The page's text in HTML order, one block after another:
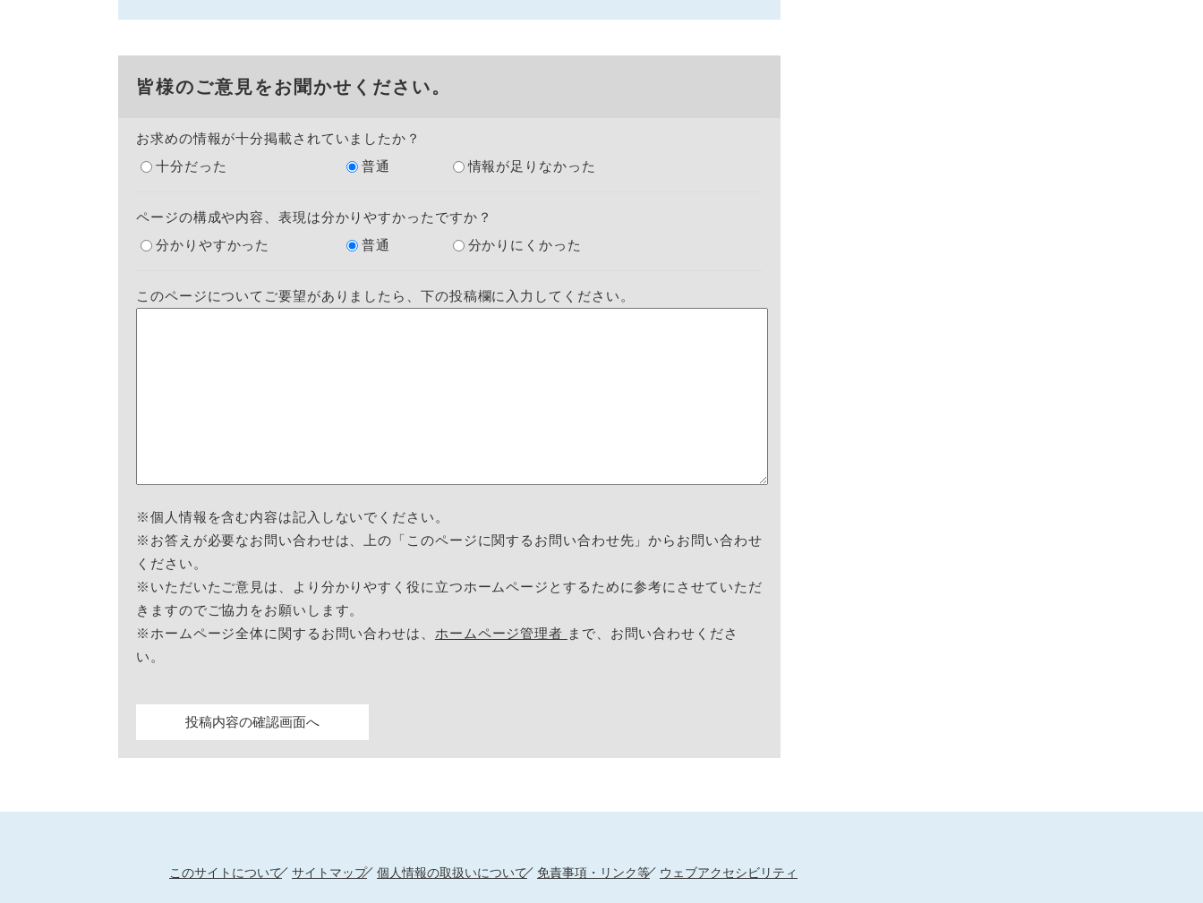
皆様のご意見をお聞かせください。
お求めの情報が十分掲載されていましたか？
十分だった
普通 情報が足りなかった
ページの構成や内容、表現は分かりやすかったですか？
分かりやすかった
普通 分かりにくかった
このページについてご要望がありましたら、下の投稿欄に入力してください。
※個人情報を含む内容は記入しないでください。
※お答えが必要なお問い合わせは、上の「このページに関するお問い合わせ先」からお問い合わせ
ください。
※いただいたご意見は、より分かりやすく役に立つホームページとするために参考にさせていただ
きますのでご協力をお願いします。
※ホームページ全体に関するお問い合わせは、 ホームページ管理者 まで、お問い合わせくださ
い。
このサイトについて サイトマップ 個人情報の取扱いについて 免責事項・リンク等 ウェブアクセシビリティ